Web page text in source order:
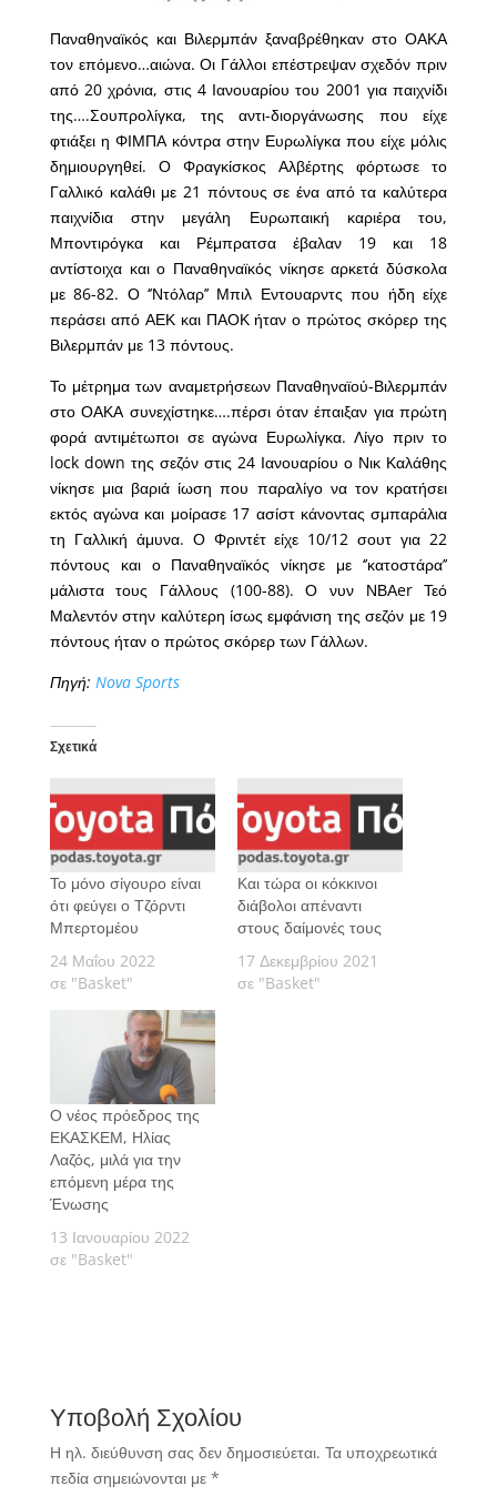
Παναθηναϊκός και Βιλερμπάν ξαναβρέθηκαν στο ΟΑΚΑ
τον επόμενο…αιώνα. Οι Γάλλοι επέστρεψαν σχεδόν πριν
από 20 χρόνια, στις 4 Ιανουαρίου του 2001 για παιχνίδι
της….Σουπρολίγκα, της αντι-διοργάνωσης που είχε
φτιάξει η ΦΙΜΠΑ κόντρα στην Ευρωλίγκα που είχε μόλις
δημιουργηθεί. Ο Φραγκίσκος Αλβέρτης φόρτωσε το
Γαλλικό καλάθι με 21 πόντους σε ένα από τα καλύτερα
παιχνίδια στην μεγάλη Ευρωπαική καριέρα του,
Μποντιρόγκα και Ρέμπρατσα έβαλαν 19 και 18
αντίστοιχα και ο Παναθηναϊκός νίκησε αρκετά δύσκολα
με 86-82. Ο ‘’Ντόλαρ’’ Μπιλ Εντουαρντς που ήδη είχε
περάσει από ΑΕΚ και ΠΑΟΚ ήταν ο πρώτος σκόρερ της
Βιλερμπάν με 13 πόντους.
Το μέτρημα των αναμετρήσεων Παναθηναϊού-Βιλερμπάν
στο ΟΑΚΑ συνεχίστηκε….πέρσι όταν έπαιξαν για πρώτη
φορά αντιμέτωποι σε αγώνα Ευρωλίγκα. Λίγο πριν το
lock down της σεζόν στις 24 Ιανουαρίου ο Νικ Καλάθης
νίκησε μια βαριά ίωση που παραλίγο να τον κρατήσει
εκτός αγώνα και μοίρασε 17 ασίστ κάνοντας σμπαράλια
τη Γαλλική άμυνα. Ο Φριντέτ είχε 10/12 σουτ για 22
πόντους και ο Παναθηναϊκός νίκησε με ‘’κατοστάρα’’
μάλιστα τους Γάλλους (100-88). Ο νυν ΝΒΑer Τεό
Μαλεντόν στην καλύτερη ίσως εμφάνιση της σεζόν με 19
πόντους ήταν ο πρώτος σκόρερ των Γάλλων.
Πηγή: Nova Sports
Σχετικά
Το μόνο σίγουρο είναι
ότι φεύγει ο Τζόρντι
Μπερτομέου
24 Μαΐου 2022
σε "Basket"
Και τώρα οι κόκκινοι
διάβολοι απέναντι
στους δαίμονές τους
17 Δεκεμβρίου 2021
σε "Basket"
Ο νέος πρόεδρος της
ΕΚΑΣΚΕΜ, Ηλίας
Λαζός, μιλά για την
επόμενη μέρα της
Ένωσης
13 Ιανουαρίου 2022
σε "Basket"
Υποβολή Σχολίου
Η ηλ. διεύθυνση σας δεν δημοσιεύεται. Τα υποχρεωτικά
πεδία σημειώνονται με *